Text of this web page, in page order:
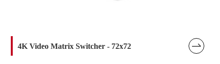
4K Video Matrix Switcher - 72x72 